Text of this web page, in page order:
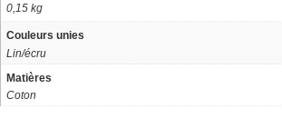
0,15 kg
Couleurs unies
Lin/écru
Matières
Coton